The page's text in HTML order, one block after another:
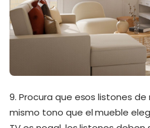
9. Procura que esos listones
mismo tono que el mueble